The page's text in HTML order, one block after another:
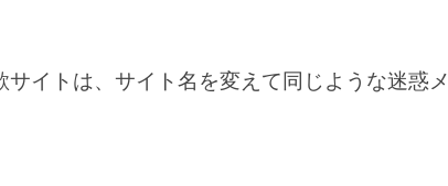
イトは、サイト名を変えて同じような迷惑メ